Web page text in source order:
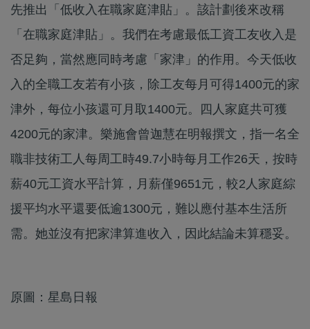
先推出「低收入在職家庭津貼」。該計劃後來改稱
「在職家庭津貼」。我們在考慮最低工資工友收入是
否足夠，當然應同時考慮「家津」的作用。今天低收
入的全職工友若有小孩，除工友每月可得1400元的家
津外，每位小孩還可月取1400元。四人家庭共可獲
4200元的家津。樂施會曾迦慧在明報撰文，指一名全
職非技術工人每周工時49.7小時每月工作26天，按時
薪40元工資水平計算，月薪僅9651元，較2人家庭綜
援平均水平還要低逾1300元，難以應付基本生活所
需。她並沒有把家津算進收入，因此結論未算穩妥。
原圖：星島日報